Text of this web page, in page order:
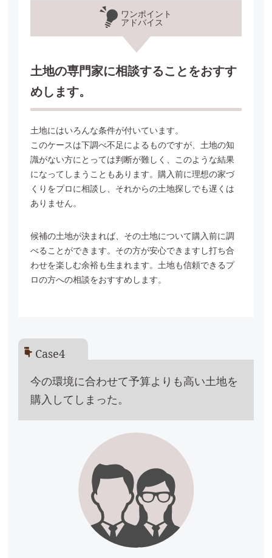
ワンポイント
アドバイス
土地の専門家に相談することをおすす
めします。
土地にはいろんな条件が付いています。
このケースは下調べ不足によるものですが、土地の知
識がない方にとっては判断が難しく、 このような結果
になってしまうこともあります。購入前に理想の家づ
くりをプロに相談し、 それからの土地探しでも遅くは
ありません。
候補の土地が決まれば、その土地について購入前に調
べることができます。その方が安心できますし打ち合
わせを楽しむ余裕も生まれます。土地も信頼できるプ
ロの方への相談をおすすめします。
Case4
今の環境に合わせて予算よりも高い土地を
購入してしまった。